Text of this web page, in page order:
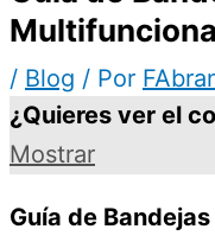
/ Blog / Por
¿Quieres ver el
Mostrar
Guía de